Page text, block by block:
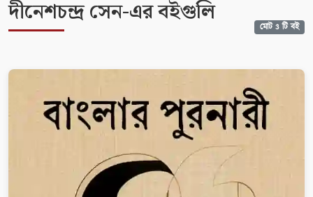
দীনেশচন্দ্র সেন-এর বইগুলি মোট 3 টি বই